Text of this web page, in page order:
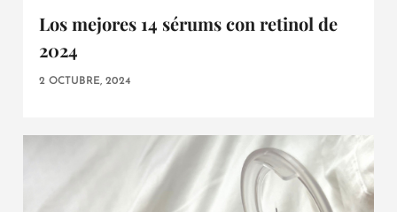
Los mejores 14 sérums con retinol de
2024
2 OCTUBRE, 2024